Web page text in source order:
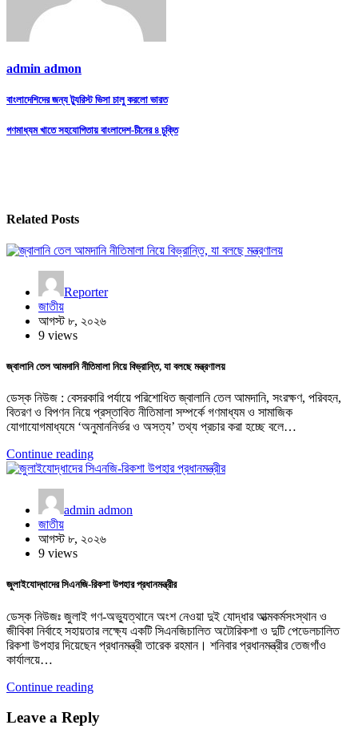
admin admon
Post
navigation
বাংলাদেশিদের জন্য ট্যুরিস্ট ভিসা চালু করলো ভারত
গণমাধ্যম খাতে সহযোগিতায় বাংলাদেশ-চীনের ৪ চুক্তি
Related Posts
Reporter
জাতীয়
আগস্ট ৮, ২০২৬
9 views
জ্বালানি তেল আমদানি নীতিমালা নিয়ে বিভ্রান্তি, যা বলছে মন্ত্রণালয়
ডেস্ক নিউজ : বেসরকারি পর্যায়ে পরিশোধিত জ্বালানি তেল আমদানি, সংরক্ষণ, পরিবহন,
বিতরণ ও বিপণন নিয়ে প্রস্তাবিত নীতিমালা সম্পর্কে গণমাধ্যম ও সামাজিক
যোগাযোগমাধ্যমে ‘অনুমাননির্ভর ও অসত্য’ তথ্য প্রচার করা হচ্ছে বলে…
Continue reading
admin admon
জাতীয়
আগস্ট ৮, ২০২৬
9 views
জুলাইযোদ্ধাদের সিএনজি-রিকশা উপহার প্রধানমন্ত্রীর
ডেস্ক নিউজঃ জুলাই গণ-অভ্যুত্থানে অংশ নেওয়া দুই যোদ্ধার আত্মকর্মসংস্থান ও
জীবিকা নির্বাহে সহায়তার লক্ষ্যে একটি সিএনজিচালিত অটোরিকশা ও দুটি পেডেলচালিত
রিকশা উপহার দিয়েছেন প্রধানমন্ত্রী তারেক রহমান। শনিবার প্রধানমন্ত্রীর তেজগাঁও
কার্যালয়ে…
Continue reading
Leave a Reply